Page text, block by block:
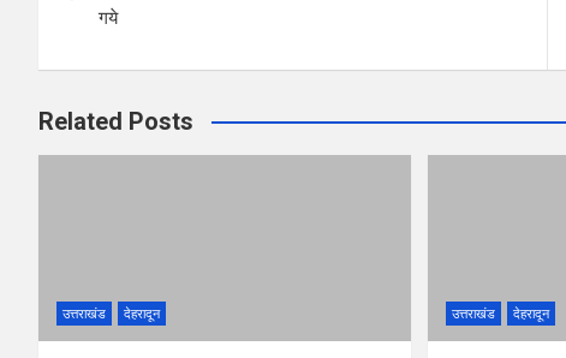
k
गये
Related Posts
उत्तराखंड देहरादून उत्तराखंड देहरादून